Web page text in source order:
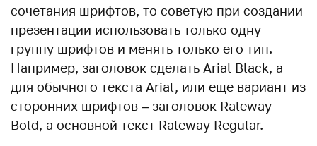
сочетания шрифтов, то советую при создании
презентации использовать только одну
группу шрифтов и менять только его тип.
Например, заголовок сделать Arial Black, а
для обычного текста Arial, или еще вариант из
сторонних шрифтов – заголовок Raleway
Bold, а основной текст Raleway Regular.